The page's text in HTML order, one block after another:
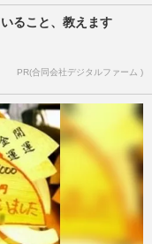
ること、教えます
PR(合同会社デジタルファーム )